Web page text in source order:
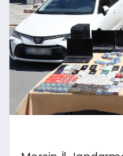
DİĞER